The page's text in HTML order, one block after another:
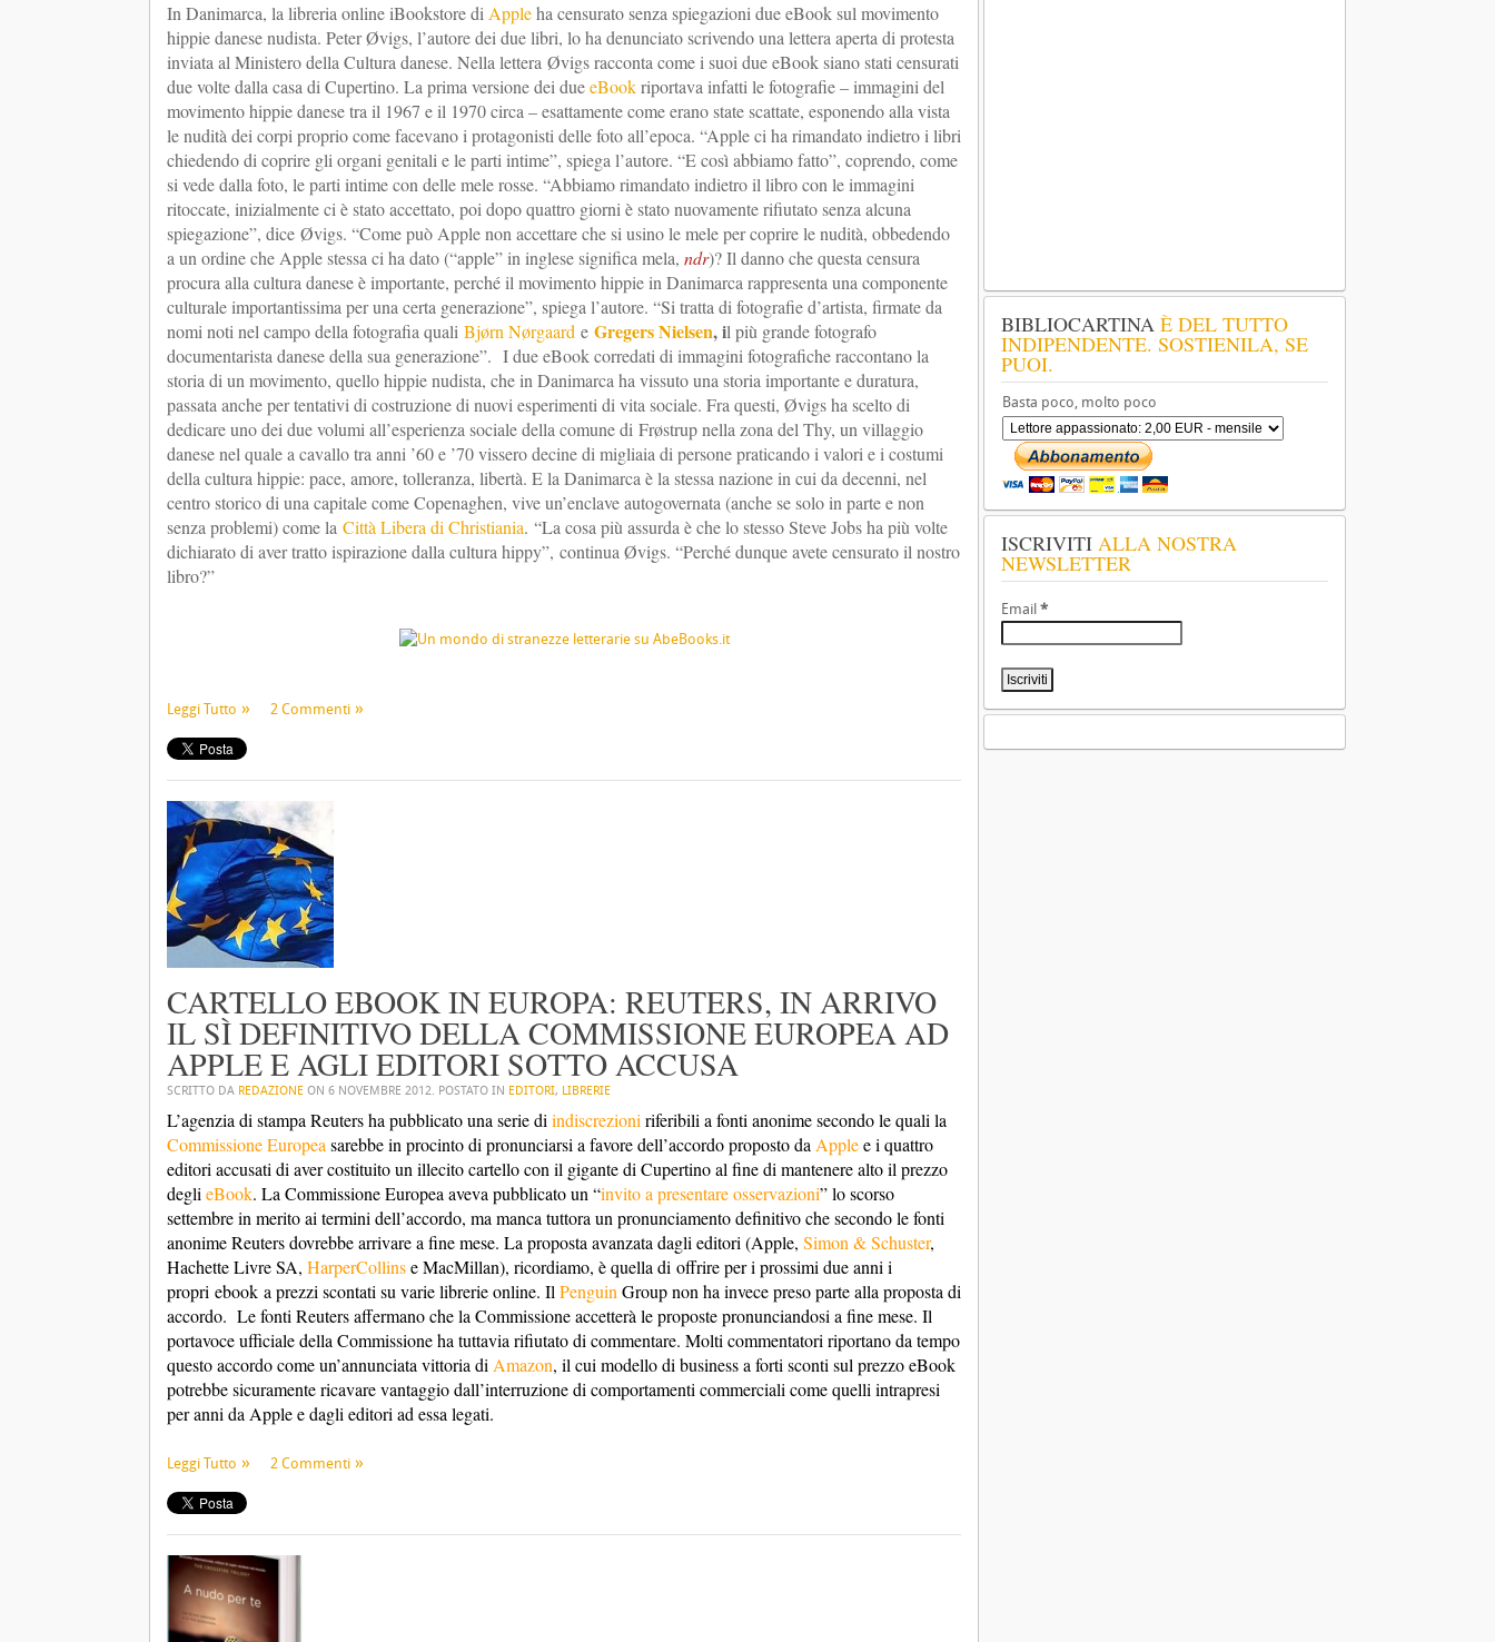
In Danimarca, la libreria online iBookstore di Appleha censurato senza spiegazioni due eBook sul movimento
hippie danese nudista. Peter Øvigs, l’autore dei due libri, lo ha denunciato scrivendo una lettera aperta di protesta
inviata al Ministero della Cultura danese. Nella lettera Øvigs racconta come i suoi due eBook siano stati censurati
due volte dalla casa di Cupertino. La prima versione dei dueeBookriportava infatti le fotografie – immagini del
movimento hippie danese tra il 1967 e il 1970 circa – esattamente come erano state scattate, esponendo alla vista
le nudità dei corpi proprio come facevano i protagonisti delle foto all’epoca. “Apple ci ha rimandato indietro i libri
chiedendo di coprire gli organi genitali e le parti intime”, spiega l’autore. “E così abbiamo fatto”, coprendo, come
si vede dalla foto, le parti intime con delle mele rosse. “Abbiamo rimandato indietro il libro con le immagini
ritoccate, inizialmente ci è stato accettato, poi dopo quattro giorni è stato nuovamente rifiutato senza alcuna
spiegazione”, dice Øvigs. “Come può Apple non accettare che si usino le mele per coprire le nudità, obbedendo
a un ordine che Apple stessa ci ha dato (“apple” in inglese significa mela, ndr)? Il danno che questa censura
procura alla cultura danese è importante, perché il movimento hippie in Danimarca rappresenta una componente
culturale importantissima per una certa generazione”, spiega l’autore. “Si tratta di fotografie d’artista, firmate da
nomi noti nel campo della fotografia quali Bjørn Nørgaard e Gregers Nielsen, il più grande fotografo
documentarista danese della sua generazione”. I due eBook corredati di immagini fotografiche raccontano la
storia di un movimento, quello hippie nudista, che in Danimarca ha vissuto una storia importante e duratura,
passata anche per tentativi di costruzione di nuovi esperimenti di vita sociale. Fra questi, Øvigs ha scelto di
dedicare uno dei due volumi all’esperienza sociale della comune di Frøstrup nella zona del Thy, un villaggio
danese nel quale a cavallo tra anni ’60 e ’70 vissero decine di migliaia di persone praticando i valori e i costumi
della cultura hippie: pace, amore, tolleranza, libertà. E la Danimarca è la stessa nazione in cui da decenni, nel
centro storico di una capitale come Copenaghen, vive un’enclave autogovernata (anche se solo in parte e non
senza problemi) come la Città Libera di Christiania. “La cosa più assurda è che lo stesso Steve Jobs ha più volte
dichiarato di aver tratto ispirazione dalla cultura hippy”, continua Øvigs. “Perché dunque avete censurato il nostro
libro?”
Leggi Tutto 2 Commenti
CARTELLO EBOOK IN EUROPA: REUTERS, IN ARRIVO
IL SÌ DEFINITIVO DELLA COMMISSIONE EUROPEA AD
APPLE E AGLI EDITORI SOTTO ACCUSA
SCRITTO DA REDAZIONE ON 6 NOVEMBRE 2012. POSTATO IN EDITORI, LIBRERIE
L’agenzia di stampa Reuters ha pubblicato una serie di indiscrezioni riferibili a fonti anonime secondo le quali la
Commissione Europea sarebbe in procinto di pronunciarsi a favore dell’accordo proposto da Applee i quattro
editori accusati di aver costituito un illecito cartello con il gigante di Cupertino al fine di mantenere alto il prezzo
degli eBook. La Commissione Europea aveva pubblicato un “invito a presentare osservazioni” lo scorso
settembre in merito ai termini dell’accordo, ma manca tuttora un pronunciamento definitivo che secondo le fonti
anonime Reuters dovrebbe arrivare a fine mese. La proposta avanzata dagli editori (Apple, Simon & Schuster,
Hachette Livre SA, HarperCollinse MacMillan), ricordiamo, è quella di offrire per i prossimi due anni i
propri ebook a prezzi scontati su varie librerie online. Il Penguin Group non ha invece preso parte alla proposta di
accordo. Le fonti Reuters affermano che la Commissione accetterà le proposte pronunciandosi a fine mese. Il
portavoce ufficiale della Commissione ha tuttavia rifiutato di commentare. Molti commentatori riportano da tempo
questo accordo come un’annunciata vittoria di Amazon, il cui modello di business a forti sconti sul prezzo eBook
potrebbe sicuramente ricavare vantaggio dall’interruzione di comportamenti commerciali come quelli intrapresi
per anni da Apple e dagli editori ad essa legati.
Leggi Tutto 2 Commenti
BIBLIOCARTINA È DEL TUTTO
INDIPENDENTE. SOSTIENILA, SE
PUOI.
Basta poco, molto poco
ISCRIVITI ALLA NOSTRA
NEWSLETTER
Email *